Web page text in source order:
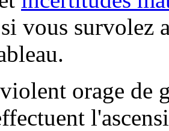
vous survolez
orage de